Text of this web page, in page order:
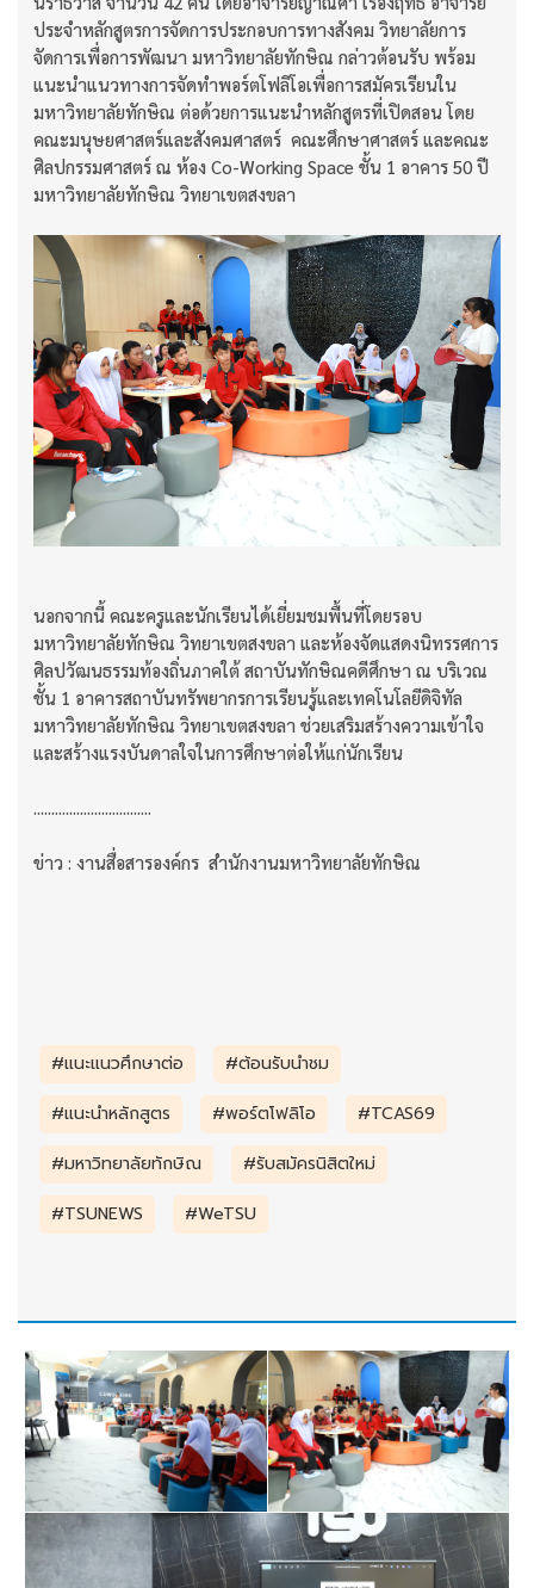
ประจำหลักสูตรการจัดการประกอบการทางสังคม วิทยาลัยการ
จัดการเพื่อการพัฒนา มหาวิทยาลัยทักษิณ กล่าวต้อนรับ พร้อม
แนะนำแนวทางการจัดทำพอร์ตโฟลิโอเพื่อการสมัครเรียนใน
มหาวิทยาลัยทักษิณ ต่อด้วยการแนะนำหลักสูตรที่เปิดสอน โดย
คณะมนุษยศาสตร์และสังคมศาสตร์ คณะศึกษาศาสตร์ และคณะ
ศิลปกรรมศาสตร์ ณ ห้อง Co-Working Space ชั้น 1 อาคาร 50 ปี
มหาวิทยาลัยทักษิณ วิทยาเขตสงขลา
นอกจากนี้ คณะครูและนักเรียนได้เยี่ยมชมพื้นที่โดยรอบ
มหาวิทยาลัยทักษิณ วิทยาเขตสงขลา และห้องจัดแสดงนิทรรศการ
ศิลปวัฒนธรรมท้องถิ่นภาคใต้ สถาบันทักษิณคดีศึกษา ณ บริเวณ
ชั้น 1 อาคารสถาบันทรัพยากรการเรียนรู้และเทคโนโลยีดิจิทัล
มหาวิทยาลัยทักษิณ วิทยาเขตสงขลา ช่วยเสริมสร้างความเข้าใจ
และสร้างแรงบันดาลใจในการศึกษาต่อให้แก่นักเรียน
.................................
ข่าว : งานสื่อสารองค์กร สำนักงานมหาวิทยาลัยทักษิณ
#แนะแนวศึกษาต่อ
#ต้อนรับนำชม
#แนะนำหลักสูตร
#พอร์ตโฟลิโอ
#TCAS69
#มหาวิทยาลัยทักษิณ
#รับสมัครนิสิตใหม่
#TSUNEWS
#WeTSU